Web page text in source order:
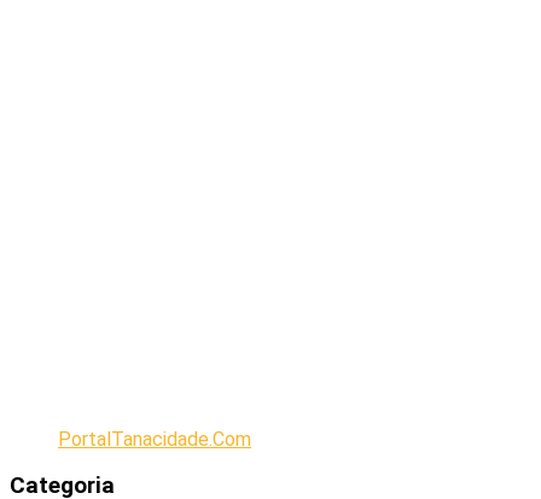
PortalTanacidade.Com
Categoria